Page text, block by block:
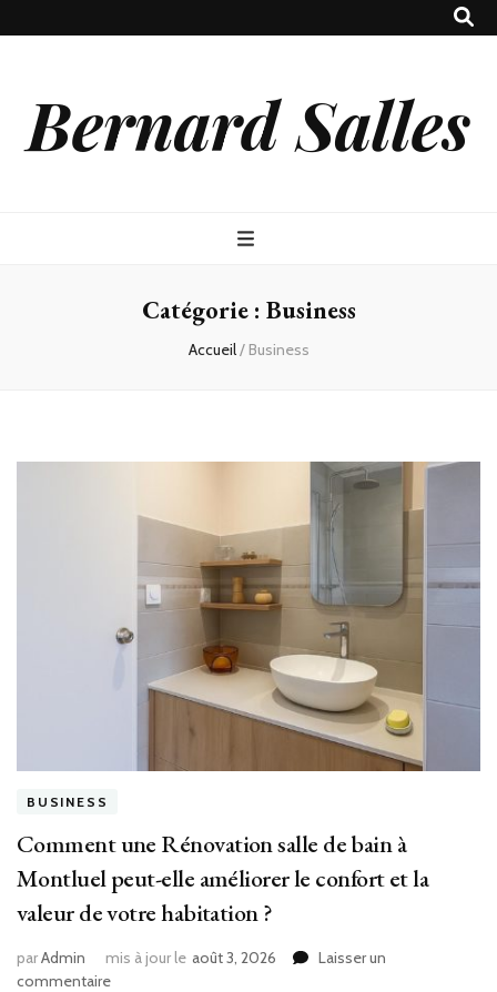
Bernard Salles
Catégorie : Business
Accueil/ Business
BUSINESS
Comment une Rénovation salle de bain à
Montluel peut-elle améliorer le confort et la
valeur de votre habitation ?
parAdmin mis à jour le août 3, 2026
Laisser un
commentairesur